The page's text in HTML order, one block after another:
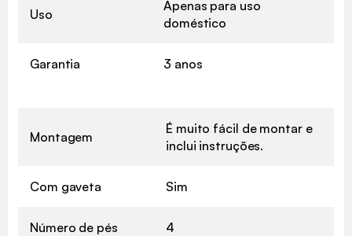
Uso
Apenas para uso
doméstico
Garantia 3 anos
Montagem
É muito fácil de montar e
inclui instruções.
Com gaveta Sim
Número de pés 4